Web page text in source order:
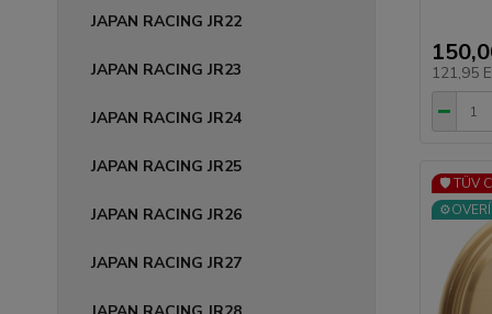
JAPAN RACING JR22
JAPAN RACING JR23
JAPAN RACING JR24
JAPAN RACING JR25
JAPAN RACING JR26
JAPAN RACING JR27
121,95
🛡️ TÜV